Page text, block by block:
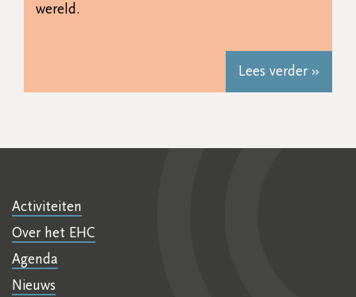
Lees verder »
wereld.
Activiteiten
Over het EHC
Agenda
Nieuws